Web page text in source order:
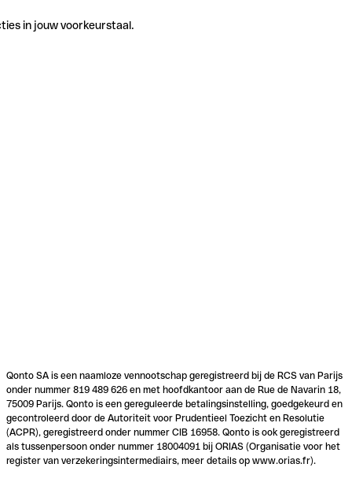
in jouw voorkeurstaal.
Qonto SA is een naamloze vennootschap geregistreerd bij de RCS van Parijs
onder nummer 819 489 626 en met hoofdkantoor aan de Rue de Navarin 18,
75009 Parijs. Qonto is een gereguleerde betalingsinstelling, goedgekeurd en
gecontroleerd door de Autoriteit voor Prudentieel Toezicht en Resolutie
(ACPR), geregistreerd onder nummer CIB 16958. Qonto is ook geregistreerd
als tussenpersoon onder nummer 18004091 bij ORIAS (Organisatie voor het
register van verzekeringsintermediairs, meer details op www.orias.fr).